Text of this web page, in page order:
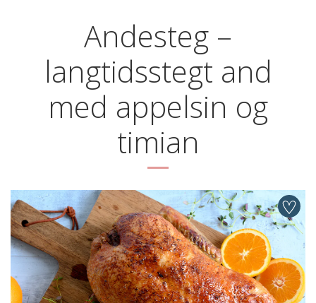
Andesteg –
langtidsstegt and
med appelsin og
timian